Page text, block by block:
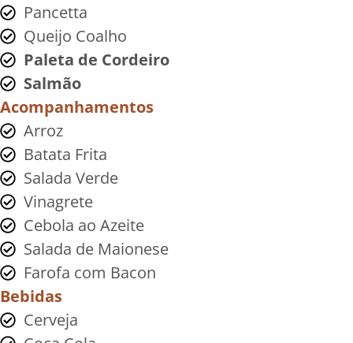
Pancetta
Queijo Coalho
Paleta de Cordeiro
Salmão
Acompanhamentos
Arroz
Batata Frita
Salada Verde
Vinagrete
Cebola ao Azeite
Salada de Maionese
Farofa com Bacon
Bebidas
Cerveja